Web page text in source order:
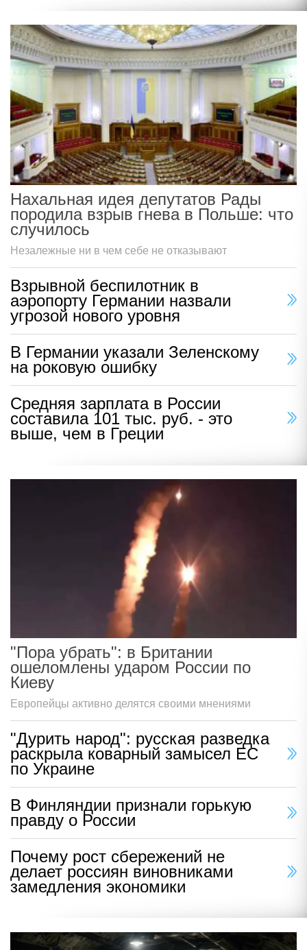
Нахальная идея депутатов Рады
породила взрыв гнева в Польше: что
случилось
Незалежные ни в чем себе не отказывают
Взрывной беспилотник в
аэропорту Германии назвали
угрозой нового уровня
В Германии указали Зеленскому
на роковую ошибку
Средняя зарплата в России
составила 101 тыс. руб. - это
выше, чем в Греции
"Пора убрать": в Британии
ошеломлены ударом России по
Киеву
Европейцы активно делятся своими мнениями
"Дурить народ": русская разведка
раскрыла коварный замысел ЕС
по Украине
В Финляндии признали горькую
правду о России
Почему рост сбережений не
делает россиян виновниками
замедления экономики